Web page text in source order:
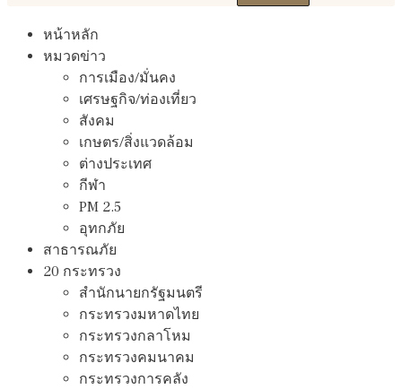
หน้าหลัก
หมวดข่าว
การเมือง/มั่นคง
เศรษฐกิจ/ท่องเที่ยว
สังคม
เกษตร/สิ่งแวดล้อม
ต่างประเทศ
กีฬา
PM 2.5
อุทกภัย
สาธารณภัย
20 กระทรวง
สํานักนายกรัฐมนตรี
กระทรวงมหาดไทย
กระทรวงกลาโหม
กระทรวงคมนาคม
กระทรวงการคลัง